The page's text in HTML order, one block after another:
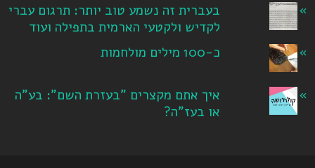
בעברית זה נשמע טוב יותר: תרגום עברי
לקדיש ולקטעי הארמית בתפילה ועוד
כ-100 מילים מולחמות
איך אתם מקצרים "בעזרת השם": בע"ה
או בעז"ה?